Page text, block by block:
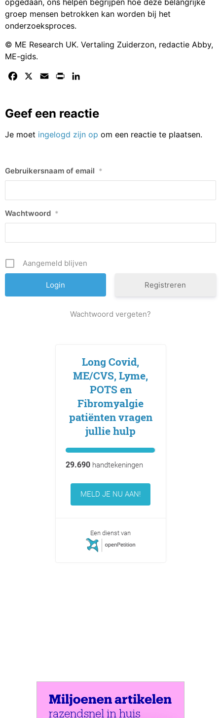
groep mensen betrokken kan worden bij het
onderzoeksproces.
© ME Research UK. Vertaling Zuiderzon, redactie Abby,
ME-gids.
Facebook Email Print
Geef een reactie
Je moet ingelogd zijn op om een reactie te plaatsen.
Gebruikersnaam of email *
Wachtwoord *
Aangemeld blijven
Registreren
Wachtwoord vergeten?
Long Covid,
ME/CVS, Lyme,
POTS en
Fibromyalgie
patiënten vragen
jullie hulp
29.690handtekeningen
MELD JE NU AAN!
Een dienst van